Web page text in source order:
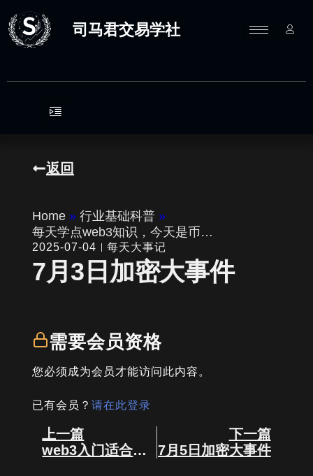
至
内
司马君交易学社
返回
Home » 行业基础科普 »
每天学点web3知识，今天是币…
2025-07-04 每天大事记
7月3日加密大事件
需要会员资格
您必须成为会员才能访问此内容。
已有会员？ 请在此登录
Prev
上一篇
web3入门适合深入研究的4大神仙课程
下一篇
7月5日加密大事件